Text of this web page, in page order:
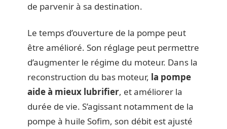
de parvenir à sa destination.
Le temps d’ouverture de la pompe peut
être amélioré. Son réglage peut permettre
d’augmenter le régime du moteur. Dans la
reconstruction du bas moteur, la pompe
aide à mieux lubrifier, et améliorer la
durée de vie. S’agissant notamment de la
pompe à huile Sofim, son débit est ajusté